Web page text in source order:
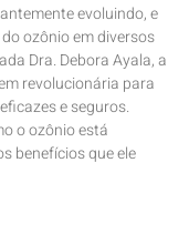
evoluindo, e
ozônio em diversos
Dra. Debora Ayala, a
revolucionária para
e seguros.
o ozônio está
benefícios que ele